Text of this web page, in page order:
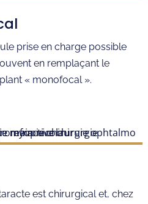
prise en charge possible
en remplaçant le
« monofocal ».
est chirurgical et, chez